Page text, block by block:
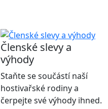
Členské slevy a
výhody
Staňte se součástí naší
hostivařské rodiny a
čerpejte své výhody ihned.